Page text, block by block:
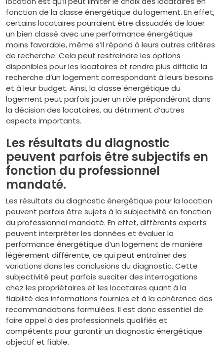
fonction de la classe énergétique du logement. En effet,
certains locataires pourraient être dissuadés de louer
un bien classé avec une performance énergétique
moins favorable, même s’il répond à leurs autres critères
de recherche. Cela peut restreindre les options
disponibles pour les locataires et rendre plus difficile la
recherche d’un logement correspondant à leurs besoins
et à leur budget. Ainsi, la classe énergétique du
logement peut parfois jouer un rôle prépondérant dans
la décision des locataires, au détriment d’autres
aspects importants.
Les résultats du diagnostic
peuvent parfois être subjectifs en
fonction du professionnel
mandaté.
Les résultats du diagnostic énergétique pour la location
peuvent parfois être sujets à la subjectivité en fonction
du professionnel mandaté. En effet, différents experts
peuvent interpréter les données et évaluer la
performance énergétique d’un logement de manière
légèrement différente, ce qui peut entraîner des
variations dans les conclusions du diagnostic. Cette
subjectivité peut parfois susciter des interrogations
chez les propriétaires et les locataires quant à la
fiabilité des informations fournies et à la cohérence des
recommandations formulées. Il est donc essentiel de
faire appel à des professionnels qualifiés et
compétents pour garantir un diagnostic énergétique
objectif et fiable.